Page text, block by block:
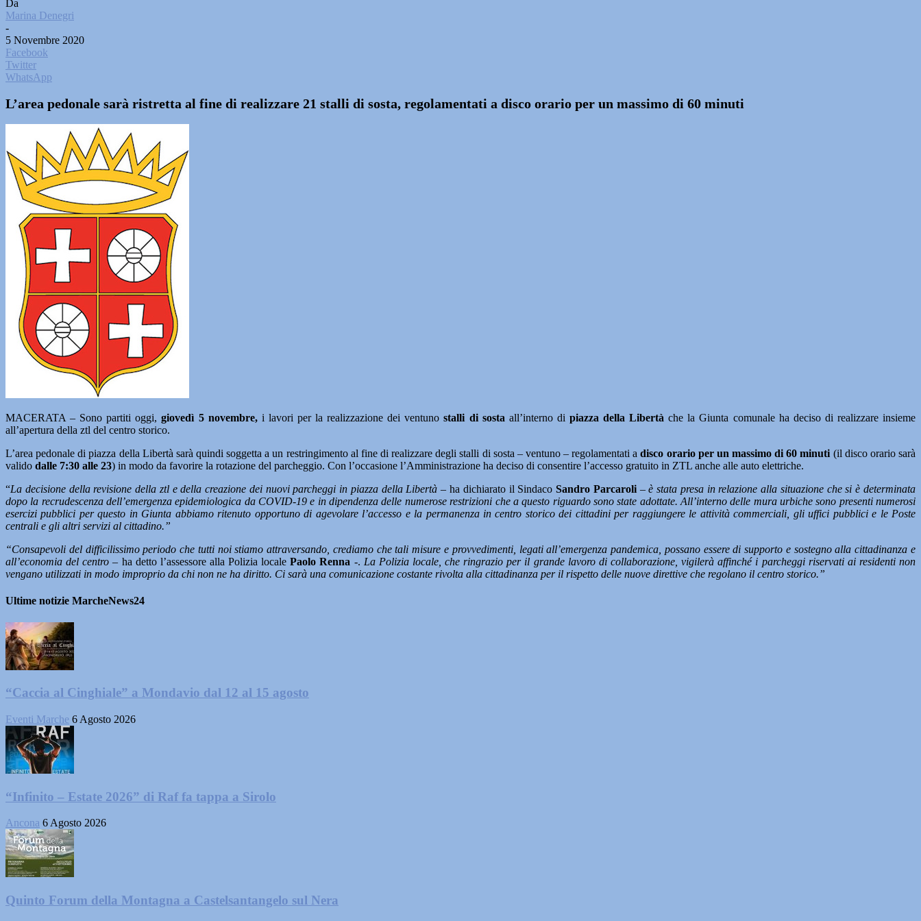
Da
Marina Denegri
-
5 Novembre 2020
Facebook
Twitter
WhatsApp
L’area pedonale sarà ristretta al fine di realizzare 21 stalli di sosta, regolamentati a disco orario per un massimo di 60 minuti
MACERATA – Sono partiti oggi,giovedì 5 novembre,i lavori per la realizzazione dei ventunostalli di sosta all’interno di piazza della Libertà che la Giunta comunale ha deciso di realizzare insieme
all’apertura della ztl del centro storico.
L’area pedonale di piazza della Libertà sarà quindi soggetta a un restringimento al fine di realizzare degli stalli di sosta – ventuno – regolamentati adisco orario per un massimo di 60 minuti (il disco orario sarà
valido dalle 7:30 alle 23) in modo da favorire la rotazione del parcheggio. Con l’occasione l’Amministrazione ha deciso di consentire l’accesso gratuito in ZTL anche alle auto elettriche.
“La decisione della revisione della ztl e della creazione dei nuovi parcheggi in piazza della Libertà – ha dichiarato il Sindaco Sandro Parcaroli–è stata presa in relazione alla situazione che si è determinata
dopo la recrudescenza dell’emergenza epidemiologica da COVID-19 e in dipendenza delle numerose restrizioni che a questo riguardo sono state adottate. All’interno delle mura urbiche sono presenti numerosi
esercizi pubblici per questo in Giunta abbiamo ritenuto opportuno di agevolare l’accesso e la permanenza in centro storico dei cittadini per raggiungere le attività commerciali, gli uffici pubblici e le Poste
centrali e gli altri servizi al cittadino.”
“Consapevoli del difficilissimo periodo che tutti noi stiamo attraversando, crediamo che tali misure e provvedimenti, legati all’emergenza pandemica, possano essere di supporto e sostegno alla cittadinanza e
all’economia del centro – ha detto l’assessore alla Polizia localePaolo Renna -. La Polizia locale, che ringrazio per il grande lavoro di collaborazione, vigilerà affinché i parcheggi riservati ai residenti non
vengano utilizzati in modo improprio da chi non ne ha diritto. Ci sarà una comunicazione costante rivolta alla cittadinanza per il rispetto delle nuove direttive che regolano il centro storico.”
Ultime notizie MarcheNews24
“Caccia al Cinghiale” a Mondavio dal 12 al 15 agosto
Eventi Marche 6 Agosto 2026
“Infinito – Estate 2026” di Raf fa tappa a Sirolo
Ancona 6 Agosto 2026
Quinto Forum della Montagna a Castelsantangelo sul Nera